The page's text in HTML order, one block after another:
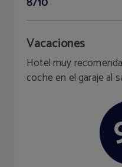
Vacaciones
Hotel muy
coche en el garaje al